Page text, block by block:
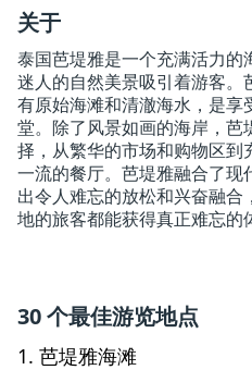
关于
泰国芭堤雅是一个充满活力的
迷人的自然美景吸引着游客。
有原始海滩和清澈海水，是享
堂。除了风景如画的海岸，芭
择，从繁华的市场和购物区到
一流的餐厅。芭堤雅融合了现
出令人难忘的放松和兴奋融合
地的旅客都能获得真正难忘的
30 个最佳游览地点
1. 芭堤雅海滩